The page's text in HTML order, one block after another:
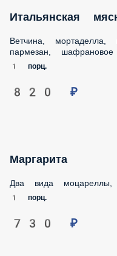
Итальянская
Ветчина, мортаделла,
пармезан,
1 порц.
820 ₽
Маргарита
Два вида моцареллы,
1 порц.
730 ₽